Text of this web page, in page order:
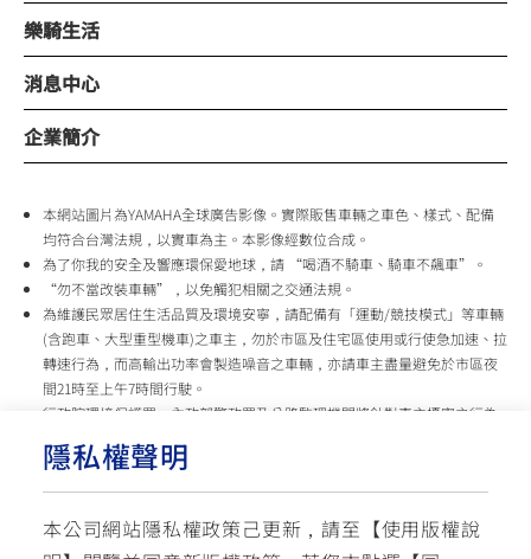
隱私權聲明
本公司網站隱私權政策己更新，請至【使用版權說
樂騎生活
消息中心
企業簡介
本網站圖片為YAMAHA全球廣告影像。實際販售車輛之車色、樣式、配備
均符合台灣法規，以實車為主。本影像經數位合成。
為了你我的安全及響應環保愛地球，請 “喝酒不騎車、騎車不飆車”。
“勿不當改裝車輛”，以免觸犯相關之交通法規。
為維護民眾居住生活品質及環境安寧，請配備有「運動/競技模式」等車輛
(含跑車、大型重型機車)之車主，勿於市區及住宅區使用或行使急加速、拉
轉速行為，而高輸出功率會製造噪音之車輛，亦請車主盡量避免於市區夜
間21時至上午7時間行駛。
行政院環境保護署、內政部警政署及公路監理機關將針對車主擾寧之行為
台灣山葉機車 關心您
使用版權說明 隱私權政策 交通安全入口網